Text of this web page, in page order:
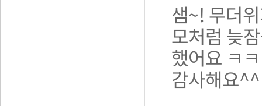
샘~! 무더
모처럼 늦
했어요 ㅋ
감사해요^^